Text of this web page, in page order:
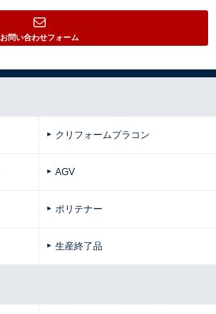
お問い合わせフォーム
クリフォームプラコン
AGV
ポリテナー
生産終了品